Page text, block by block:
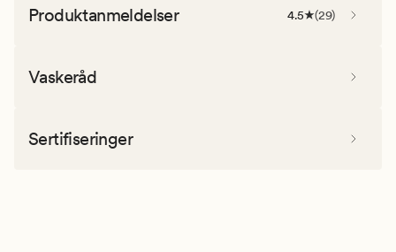
Produktanmeldelser 4.5 (29)
Vaskeråd
Sertifiseringer